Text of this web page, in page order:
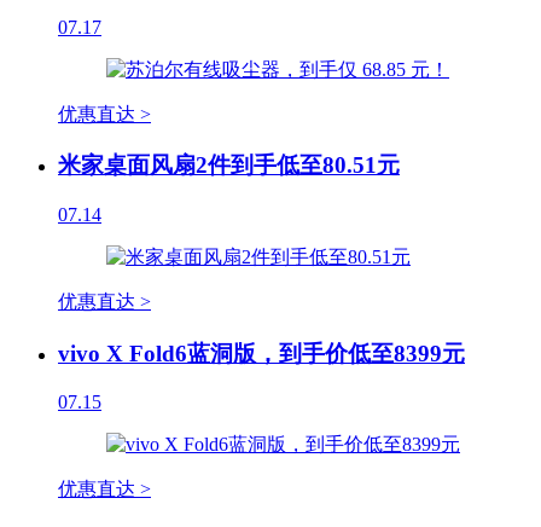
07.17
优惠直达 >
米家桌面风扇2件到手低至80.51元
07.14
优惠直达 >
vivo X Fold6蓝洞版，到手价低至8399元
07.15
优惠直达 >